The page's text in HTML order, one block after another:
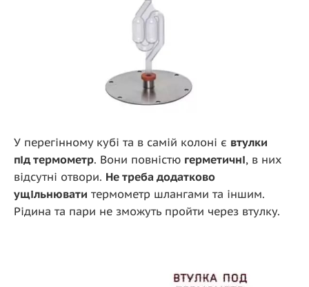
У перегінному кубі та в самій колоні є втулки
під термометр. Вони повністю герметичні, в них
відсутні отвори. Не треба додатково
ущільнювати термометр шлангами та іншим.
Рідина та пари не зможуть пройти через втулку.